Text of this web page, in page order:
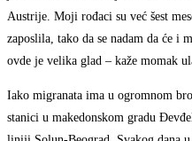
Austrije. Moji rođaci su već šest
zaposlila, tako da se nadam da će i
ovde je velika glad – kaže momak
Iako migranata ima u ogromnom
stanici u makedonskom gradu